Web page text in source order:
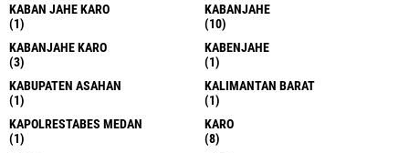
KABAN JAHE KARO
(1)
KABANJAHE
(10)
KABANJAHE KARO
(3)
KABENJAHE
(1)
KABUPATEN ASAHAN
(1)
KALIMANTAN BARAT
(1)
KAPOLRESTABES MEDAN
(1)
KARO
(8)